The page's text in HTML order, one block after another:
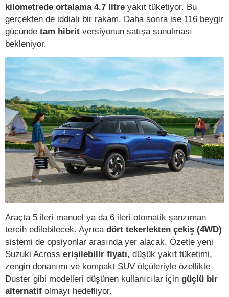
kilometrede ortalama 4.7 litre yakıt tüketiyor. Bu
gerçekten de iddialı bir rakam. Daha sonra ise 116 beygir
gücünde tam hibrit versiyonun satışa sunulması
bekleniyor.
Araçta 5 ileri manuel ya da 6 ileri otomatik şanzıman
tercih edilebilecek. Ayrıca dört tekerlekten çekiş (4WD)
sistemi de opsiyonlar arasında yer alacak. Özetle yeni
Suzuki Across erişilebilir fiyatı, düşük yakıt tüketimi,
zengin donanımı ve kompakt SUV ölçüleriyle özellikle
Duster gibi modelleri düşünen kullanıcılar için güçlü bir
alternatif olmayı hedefliyor.